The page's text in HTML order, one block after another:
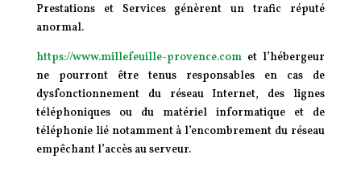
Prestations et Services génèrent un trafic réputé
anormal.
https://www.millefeuille-provence.comet l’hébergeur
ne pourront être tenus responsables en cas de
dysfonctionnement du réseau Internet, des lignes
téléphoniques ou du matériel informatique et de
téléphonie lié notamment à l’encombrement du réseau
empêchant l’accès au serveur.